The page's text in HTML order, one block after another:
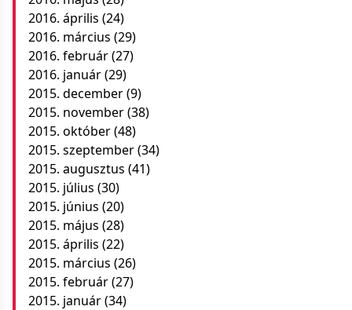
2016. április (24)
2016. március (29)
2016. február(27)
2016. január(29)
2015. december(9)
2015. november(38)
2015. október(48)
2015. szeptember(34)
2015. augusztus (41)
2015. július (30)
2015. június (20)
2015. május (28)
2015. április (22)
2015. március (26)
2015. február(27)
2015. január(34)